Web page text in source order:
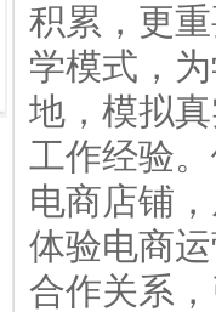
积累，更
学模式，
地，模拟
工作经验
电商店铺
体验电商
合作关系